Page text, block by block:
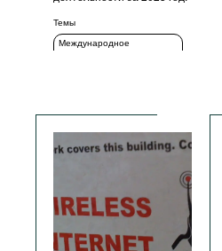
Темы
Международное
Прозрачность
Антикоррупционные
политики и стратегии